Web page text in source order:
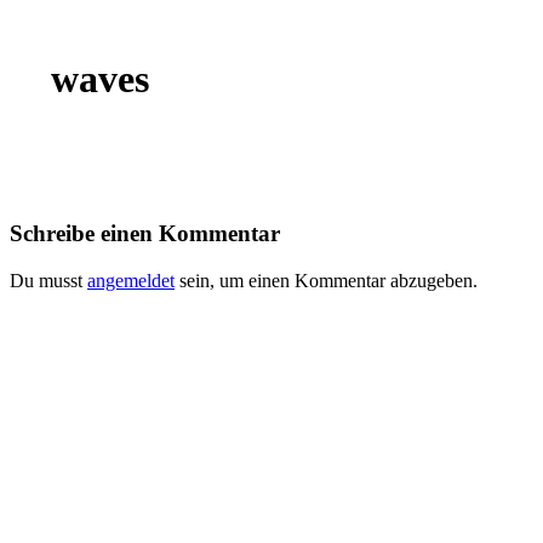
waves
Schreibe einen Kommentar
Du musst angemeldet sein, um einen Kommentar abzugeben.